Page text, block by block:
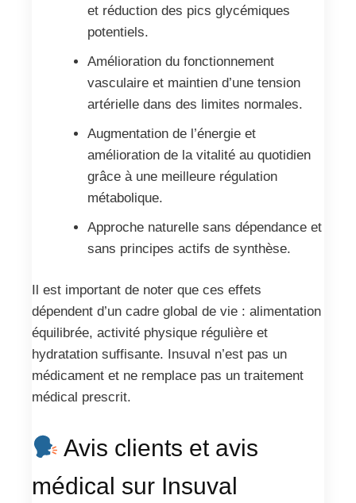
et réduction des pics glycémiques
potentiels.
Amélioration du fonctionnement
vasculaire et maintien d’une tension
artérielle dans des limites normales.
Augmentation de l’énergie et
amélioration de la vitalité au quotidien
grâce à une meilleure régulation
métabolique.
Approche naturelle sans dépendance et
sans principes actifs de synthèse.
Il est important de noter que ces effets
dépendent d’un cadre global de vie : alimentation
équilibrée, activité physique régulière et
hydratation suffisante. Insuval n’est pas un
médicament et ne remplace pas un traitement
médical prescrit.
Avis clients et avis
médical sur Insuval